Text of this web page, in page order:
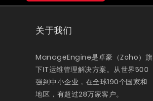
关于我们
ManageEngine是卓豪（Zoho）旗
下IT运维管理解决方案。从世界500
强到中小企业，在全球190个国家和
地区，有超过28万家客户。